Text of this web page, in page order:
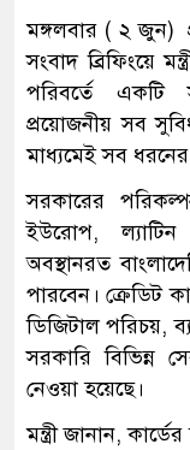
মঙ্গলবার ( ২ জুন)
সংবাদ ব্রিফিংয়ে
পরিবর্তে একটি
প্রয়োজনীয় সব
মাধ্যমেই সব
সরকারের
ইউরোপ, ল্যাটিন
অবস্থানরত
পারবেন। ক্রেডিট
ডিজিটাল পরিচয়,
সরকারি বিভিন্ন
নেওয়া হয়েছে।
মন্ত্রী জানান,